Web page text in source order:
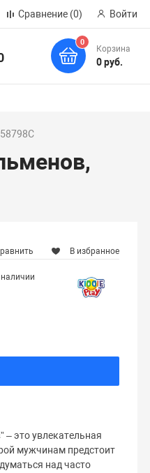
Сравнение (0) Войти
0
Корзина
0 руб.
В избранное
это увлекательная
мужчинам предстоит
над часто